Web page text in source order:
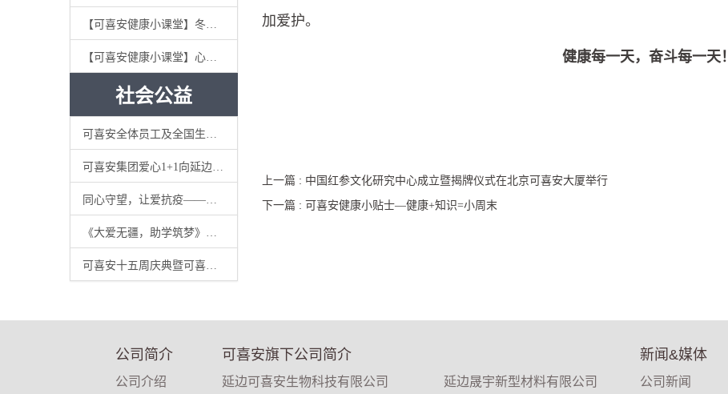
【可喜安健康小课堂】冬季 | 教你如何从挑茶到喝茶
【可喜安健康小课堂】心态对了，就不累了
社会公益
可喜安全体员工及全国生活馆向延吉慈善总会捐赠228万元抗疫爱心款
可喜安集团爱心1+1向延边医院捐赠温热电位治疗仪等抗疫物资
同心守望，让爱抗疫——可喜安集团向新冠肺炎定点医院捐赠可喜安红参产品
《大爱无疆，助学筑梦》可喜安关注教育事业，情系延边大学
可喜安十五周庆典暨可喜安“爱心1+1”公益活动成立
加爱护。
健康每一天，奋斗每一天！
上一篇 : 中国红参文化研究中心成立暨揭牌仪式在北京可喜安大厦举行
下一篇 : 可喜安健康小贴士—健康+知识=小周末
公司简介
公司介绍
可喜安旗下公司简介
延边可喜安生物科技有限公司 延边晟宇新型材料有限公司
新闻&媒体
公司新闻